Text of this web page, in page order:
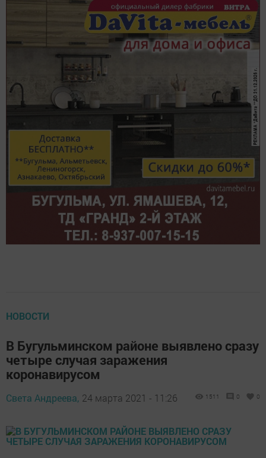
НОВОСТИ
В Бугульминском районе выявлено сразу
четыре случая заражения
коронавирусом
Света Андреева, 24 марта 2021 - 11:26 1511 0 0